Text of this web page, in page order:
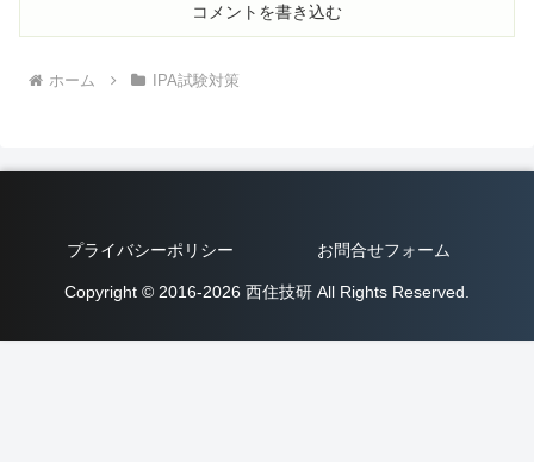
コメントを書き込む
ホーム IPA試験対策
プライバシーポリシー お問合せフォーム
Copyright © 2016-2026 西住技研 All Rights Reserved.